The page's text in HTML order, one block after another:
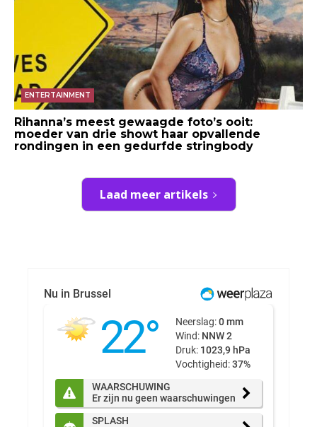
ENTERTAINMENT
Rihanna’s meest gewaagde foto’s ooit:
moeder van drie showt haar opvallende
rondingen in een gedurfde stringbody
Laad meer artikels